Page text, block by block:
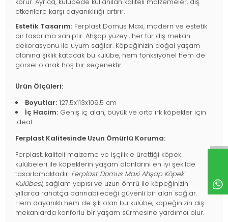
korur. Ayrıca, kulübede kullanılan kaliteli malzemeler, dış
etkenlere karşı dayanıklılığı artırır.
Estetik Tasarım: Ferplast Domus Maxi, modern ve estetik
bir tasarıma sahiptir. Ahşap yüzeyi, her tür dış mekan
dekorasyonu ile uyum sağlar. Köpeğinizin doğal yaşam
alanına şıklık katacak bu kulübe, hem fonksiyonel hem de
görsel olarak hoş bir seçenektir.
Ürün Ölçüleri:
Boyutlar: 127,5x113x109,5 cm
İç Hacim: Geniş iç alan, büyük ve orta ırk köpekler için
ideal
Ferplast Kalitesinde Uzun Ömürlü Koruma:
Ferplast, kaliteli malzeme ve işçilikle ürettiği köpek
kulübeleri ile köpeklerin yaşam alanlarını en iyi şekilde
tasarlamaktadır. Ferplast Domus Maxi Ahşap Köpek
Kulübesi, sağlam yapısı ve uzun ömrü ile köpeğinizin
yıllarca rahatça barınabileceği güvenli bir alan sağlar.
Hem dayanıklı hem de şık olan bu kulübe, köpeğinizin dış
mekanlarda konforlu bir yaşam sürmesine yardımcı olur.